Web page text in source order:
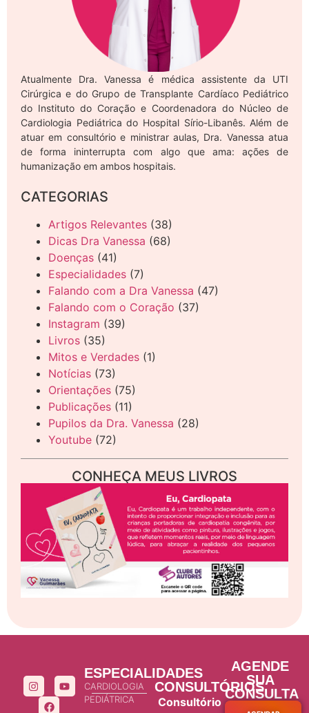
Atualmente Dra. Vanessa é médica assistente da UTI
Cirúrgica e do Grupo de Transplante Cardíaco Pediátrico
do Instituto do Coração e Coordenadora do Núcleo de
Cardiologia Pediátrica do Hospital Sírio-Libanês. Além de
atuar em consultório e ministrar aulas, Dra. Vanessa atua
de forma ininterrupta com algo que ama: ações de
humanização em ambos hospitais.
CATEGORIAS
Artigos Relevantes (38)
Dicas Dra Vanessa (68)
Doenças (41)
Especialidades (7)
Falando com a Dra Vanessa (47)
Falando com o Coração (37)
Instagram (39)
Livros (35)
Mitos e Verdades (1)
Notícias (73)
Orientações (75)
Publicações (11)
Pupilos da Dra. Vanessa (28)
Youtube (72)
CONHEÇA MEUS LIVROS
ESPECIALIDADES
CARDIOLOGIA
PEDIÁTRICA
CONSULTÓRIOS
Consultório
AGENDE
SUA
CONSULTA